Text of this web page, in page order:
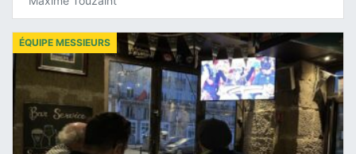
ÉQUIPE MESSIEURS